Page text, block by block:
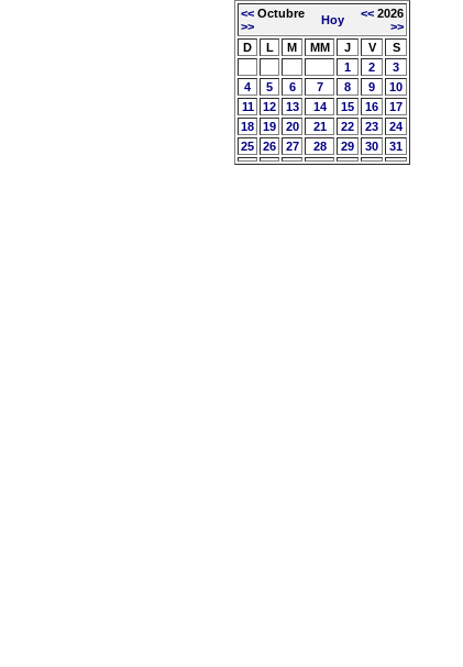
<< Octubre
>>
Hoy << 2026
>>
D
L M MM J V
S
1
2
3
4
5 6 7 8 9
10
11
12 13 14 15 16
17
18
19 20 21 22 23
24
25
26 27 28 29 30 31